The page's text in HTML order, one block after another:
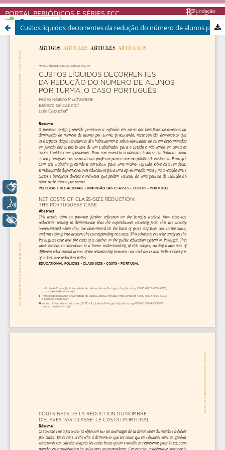
PORTAL PERIÓDICOS E SÉRIES FCC
Custos líquidos decorrentes da redução do número de alunos por turma: o caso português
Libras
Voz
+ Acessibilidade